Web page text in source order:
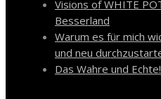
Visions of WHITE
Besserland
Warum es für mich
und neu
Das Wahre und Echte!